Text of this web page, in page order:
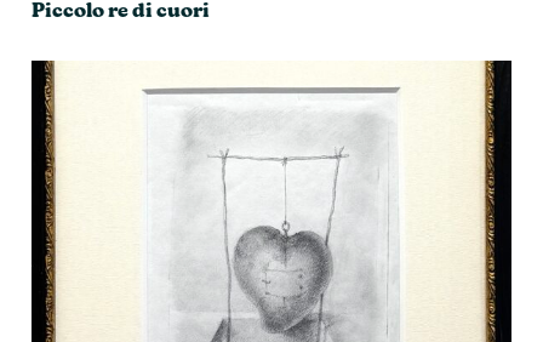
Piccolo re di cuori